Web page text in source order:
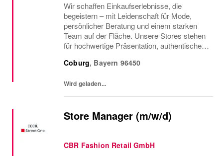
Wir schaffen Einkaufserlebnisse, die
begeistern – mit Leidenschaft für Mode,
persönlicher Beratung und einem starken
Team auf der Fläche. Unsere Stores stehen
für hochwertige Präsentation, authentischen
Kundinnen.Werde Teil unseres Street One
Coburg, Bayern 96450
Wird geladen...
Store Manager (m/w/d)
CBR Fashion Retail GmbH